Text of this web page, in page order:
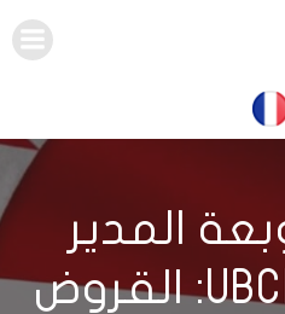
المدير
العام لبنك UBCI: القروض